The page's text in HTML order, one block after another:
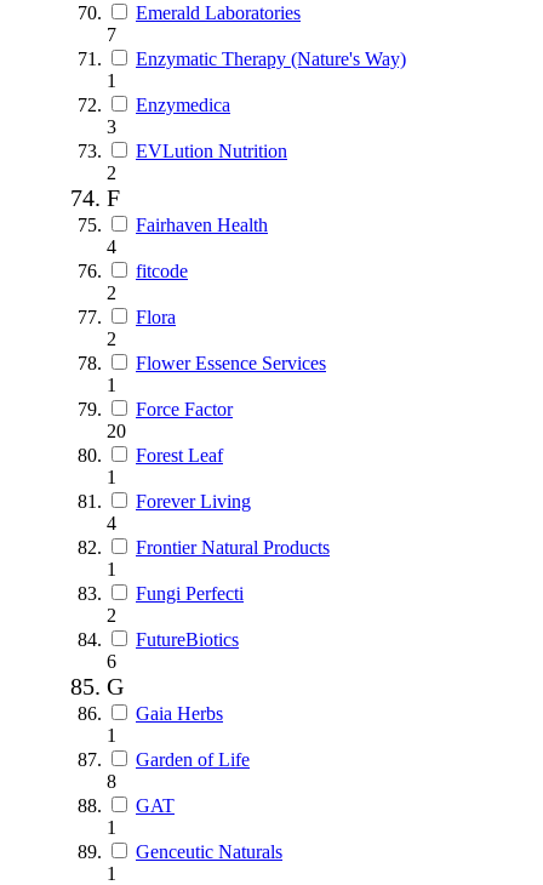
Emerald Laboratories
7
Enzymatic Therapy (Nature's Way)
1
Enzymedica
3
EVLution Nutrition
2
F
Fairhaven Health
4
fitcode
2
Flora
2
Flower Essence Services
1
Force Factor
20
Forest Leaf
1
Forever Living
4
Frontier Natural Products
1
Fungi Perfecti
2
FutureBiotics
6
G
Gaia Herbs
1
Garden of Life
8
GAT
1
Genceutic Naturals
1